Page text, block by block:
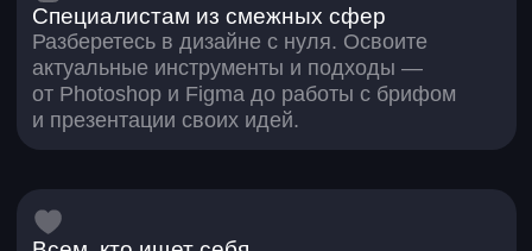
1 год 3 года 5+ лет
70 000 ₽
67 785 ₽
средняя цена одного проекта выпускника
Skypro